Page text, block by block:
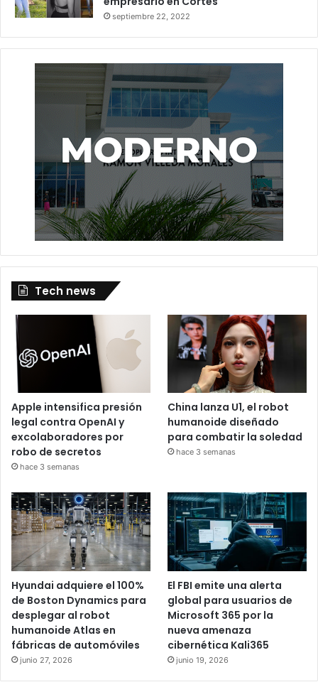
septiembre 22, 2022
Tech news
Apple intensifica presión
legal contra OpenAI y
excolaboradores por
robo de secretos
hace 3 semanas
China lanza U1, el robot
humanoide diseñado
para combatir la soledad
hace 3 semanas
Hyundai adquiere el 100%
de Boston Dynamics para
desplegar al robot
humanoide Atlas en
fábricas de automóviles
junio 27, 2026
El FBI emite una alerta
global para usuarios de
Microsoft 365 por la
nueva amenaza
cibernética Kali365
junio 19, 2026